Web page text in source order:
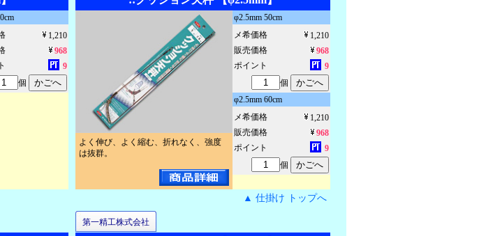
1,210
968
9
個
よく伸び、よく縮む、折れなく、強度
は抜群。
φ2.5mm 50cm
メ希価格
1,210
販売価格
968
ポイント
9
個
φ2.5mm 60cm
メ希価格
1,210
販売価格
968
ポイント
9
個
▲ 仕掛け トップへ
第一精工株式会社